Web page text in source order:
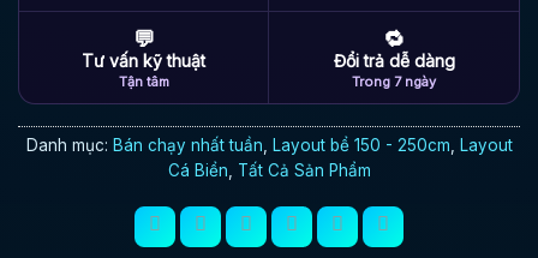
💬
Tư vấn kỹ thuật
Tận tâm
🔁
Đổi trả dễ dàng
Trong 7 ngày
Danh mục: Bán chạy nhất tuần, Layout bể 150 - 250cm, Layout
Cá Biển, Tất Cả Sản Phẩm